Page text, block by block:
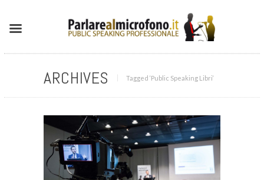
ARCHIVES Tagged ‘Public Speaking Libri‘